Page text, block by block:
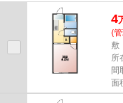
ネル数が魅力のCATV対応物件...
4
(
敷
所
間
面